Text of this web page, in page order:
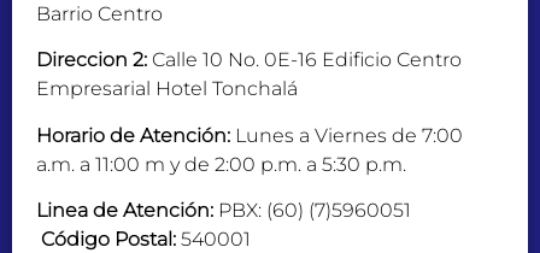
Barrio Centro
Direccion 2: Calle 10 No. 0E-16 Edificio Centro
Empresarial Hotel Tonchalá
Horario de Atención: Lunes a Viernes de 7:00
a.m. a 11:00 m y de 2:00 p.m. a 5:30 p.m.
Linea de Atención: PBX: (60) (7)5960051
Código Postal: 540001